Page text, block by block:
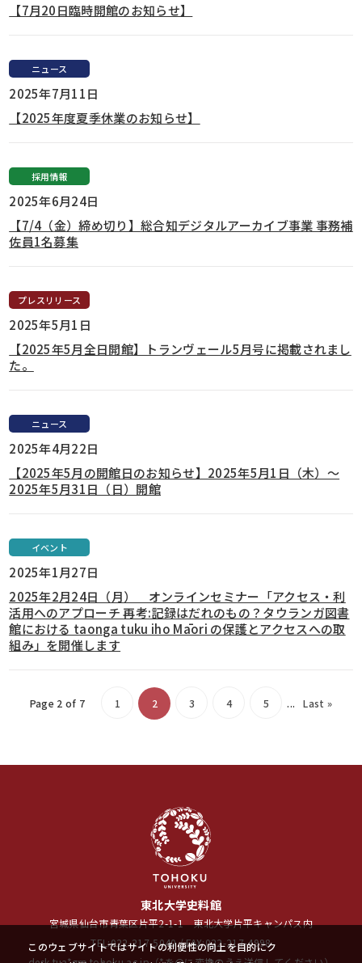
【7月20日臨時開館のお知らせ】
ニュース
2025年7月11日
【2025年度夏季休業のお知らせ】
採用情報
2025年6月24日
【7/4（金）締め切り】総合知デジタルアーカイブ事業 事務補
佐員1名募集
プレスリリース
2025年5月1日
【2025年5月全日開館】トランヴェール5月号に掲載されまし
た。
ニュース
2025年4月22日
【2025年5月の開館日のお知らせ】2025年5月1日（木）～
2025年5月31日（日）開館
イベント
2025年1月27日
2025年2月24日（月） オンラインセミナー「アクセス・利
活用へのアプローチ 再考:記録はだれのもの？タウランガ図書
館における taonga tuku iho Māori の保護とアクセスへの取
組み」を開催します
Page 2 of 7 1 2 3 4 5 ... Last »
東北大学史料館
宮城県仙台市青葉区片平2-1-1 東北大学片平キャンパス内
TEL:022-217-5040 / FAX:022-217-4998
このウェブサイトではサイトの利便性の向上を目的にク